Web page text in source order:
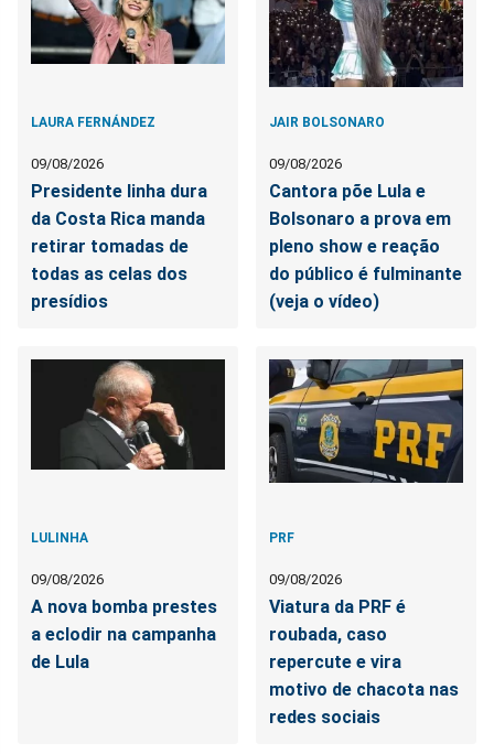
LAURA FERNÁNDEZ
09/08/2026
Presidente linha dura
da Costa Rica manda
retirar tomadas de
todas as celas dos
presídios
JAIR BOLSONARO
09/08/2026
Cantora põe Lula e
Bolsonaro a prova em
pleno show e reação
do público é fulminante
(veja o vídeo)
LULINHA
09/08/2026
A nova bomba prestes
a eclodir na campanha
de Lula
PRF
09/08/2026
Viatura da PRF é
roubada, caso
repercute e vira
motivo de chacota nas
redes sociais